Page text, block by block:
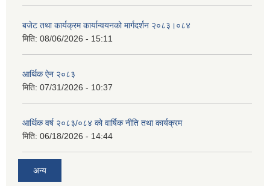
बजेट तथा कार्यक्रम कार्यान्वयनको मार्गदर्शन २०८३।०८४
मिति: 08/06/2026 - 15:11
आर्थिक ऐन २०८३
मिति: 07/31/2026 - 10:37
आर्थिक वर्ष २०८३/०८४ को वार्षिक नीति तथा कार्यक्रम
मिति: 06/18/2026 - 14:44
अन्य